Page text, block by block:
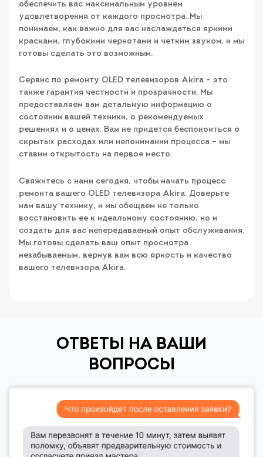
обеспечить вас максимальным уровнем
удовлетворения от каждого просмотра. Мы
понимаем, как важно для вас наслаждаться яркими
красками, глубокими чернотами и четким звуком, и мы
готовы сделать это возможным.
Сервис по ремонту OLED телевизоров Akira – это
также гарантия честности и прозрачности. Мы
предоставляем вам детальную информацию о
состоянии вашей техники, о рекомендуемых
решениях и о ценах. Вам не придется беспокоиться о
скрытых расходах или непонимании процесса – мы
ставим открытость на первое место.
Свяжитесь с нами сегодня, чтобы начать процесс
ремонта вашего OLED телевизора Akira. Доверьте
нам вашу технику, и мы обещаем не только
восстановить ее к идеальному состоянию, но и
создать для вас непередаваемый опыт обслуживания.
Мы готовы сделать ваш опыт просмотра
незабываемым, вернув вам всю яркость и качество
вашего телевизора Akira.
ОТВЕТЫ НА ВАШИ
ВОПРОСЫ